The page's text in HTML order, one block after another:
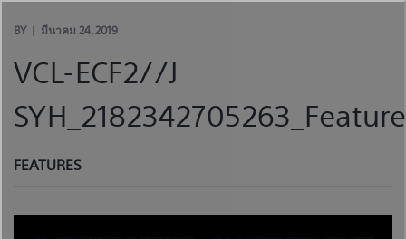
BY มีนาคม 24, 2019
VCL-ECF2//J
FEATURES